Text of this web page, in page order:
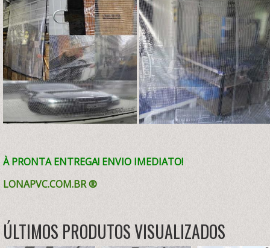
À PRONTA ENTREGA! ENVIO IMEDIATO!
LONAPVC.COM.BR ®
ÚLTIMOS PRODUTOS VISUALIZADOS